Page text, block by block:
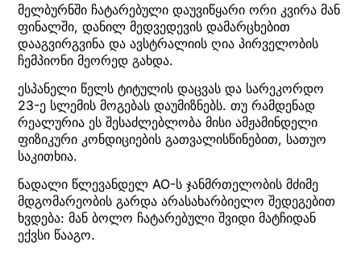
მელბურნში ჩატარებული დაუვიწყარი ორი კვირა მან
ფინალში, დანილ მედვედევის დამარცხებით
დააგვირგვინა და ავსტრალიის ღია პირველობის
ჩემპიონი მეორედ გახდა.
ესპანელი წელს ტიტულის დაცვას და სარეკორდო
23-ე სლემის მოგებას დაუმიზნებს. თუ რამდენად
რეალურია ეს შესაძლებლობა მისი ამჟამინდელი
ფიზიკური კონდიციების გათვალისწინებით, სათუო
საკითხია.
ნადალი წლევანდელ AO-ს ჯანმრთელობის მძიმე
მდგომარეობის გარდა არასახარბიელო შედეგებით
ხვდება: მან ბოლო ჩატარებული შვიდი მატჩიდან
ექვსი წააგო.